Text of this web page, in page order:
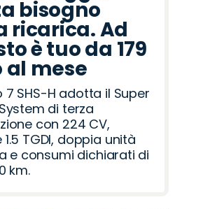
bisogno
ricarica. Ad
è tuo da 179
al mese
7 SHS-H adotta il Super
di terza
con 224 CV,
TGDI, doppia unità
e consumi dichiarati di
km.